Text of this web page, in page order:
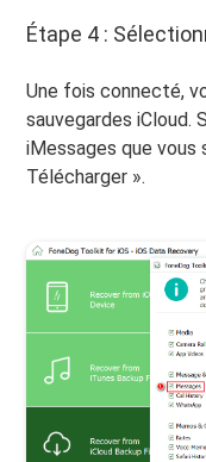
Étape 4 :
Une fois connecté,
sauvegardes iCloud.
iMessages que vous
Télécharger ».